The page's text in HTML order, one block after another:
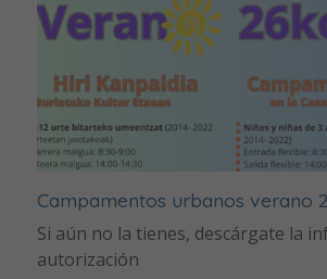
Campamentos urbanos verano
Si aún no la tienes, descárgate la
autorización